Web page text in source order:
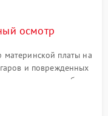
осмотр
материнской платы на
и поврежденных
охлаждения, турбины
пылью.